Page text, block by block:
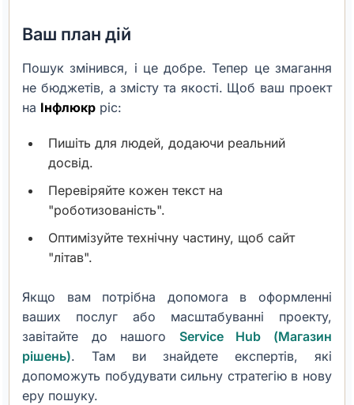
Ваш план дій
Пошук змінився, і це добре. Тепер це змагання
не бюджетів, а змісту та якості. Щоб ваш проект
на Інфлюкр ріс:
Пишіть для людей, додаючи реальний
досвід.
Перевіряйте кожен текст на
"роботизованість".
Оптимізуйте технічну частину, щоб сайт
"літав".
Якщо вам потрібна допомога в оформленні
ваших послуг або масштабуванні проекту,
завітайте до нашого Service Hub (Магазин
рішень). Там ви знайдете експертів, які
допоможуть побудувати сильну стратегію в нову
еру пошуку.